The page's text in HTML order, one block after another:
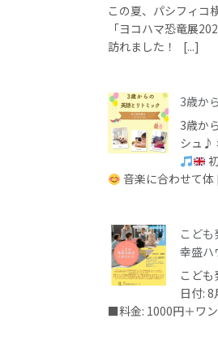
この夏、パシフィコ
「ヨコハマ恐竜展
訪れました！ [...]
3歳か
3歳か
シュ♪
音楽に合わせて体
こど
幸盛ハ
こど
日付:
■料金: 1000円＋ワ